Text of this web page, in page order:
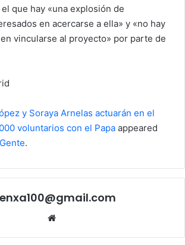
que hay «una explosión de
en acercarse a ella» y «no hay
vincularse al proyecto» por parte de
y Soraya Arnelas actuarán en el
voluntarios con el Papa appeared
.